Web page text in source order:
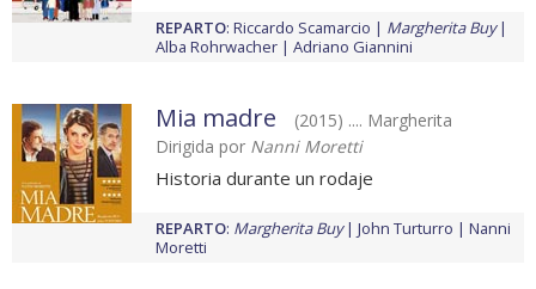
REPARTO: Riccardo Scamarcio
Margherita Buy
Alba Rohrwacher
Adriano Giannini
Mia madre
(2015) .... Margherita
Dirigida por Nanni Moretti
Historia durante un rodaje
REPARTO: Margherita Buy John Turturro
Nanni
Moretti